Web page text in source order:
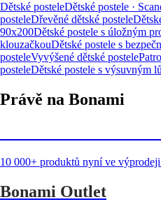
Dětské posteleDětské postele ·
posteleDřevěné dětské postele
90x200Dětské postele s úložným
klouzačkouDětské postele s
posteleVyvýšené dětské postele
posteleDětské postele s výsuvným
Právě na Bonami
10 000+ produktů nyní ve
Bonami Outlet